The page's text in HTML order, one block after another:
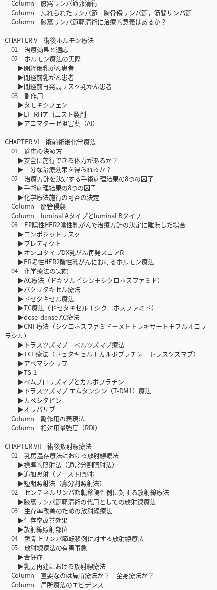
Column 腋窩リンパ節郭清術
Column 忘れられたリンパ節―胸骨傍リンパ節，筋間リンパ節
Column 腋窩リンパ節郭清術に治療的意義はあるか？
CHAPTER V 術後ホルモン療法
01 治療効果と適応
02 ホルモン療法の実際
▶閉経後乳がん患者
▶閉経前乳がん患者
▶閉経前再発高リスク乳がん患者
03 副作用
▶タモキシフェン
▶LH-RHアゴニスト製剤
▶アロマターゼ阻害薬（AI）
CHAPTER VI 術前術後化学療法
01 適応の決め方
▶安全に施行できる体力があるか？
▶十分な治療効果を得られるか？
02 治療方針を決定する手術病理結果の8つの因子
▶手術病理結果の8つの因子
▶化学療法施行の可否の決定
Column 脈管侵襲
Column luminal Aタイプとluminal Bタイプ
03 ER陽性HER2陰性乳がんで治療方針の決定に難渋した場合
▶コンポジットリスク
▶プレディクト
▶オンコタイプDX乳がん再発スコアR
▶ER陽性HER2陰性乳がんにおけるホルモン療法
04 化学療法の実際
▶AC療法（ドキソルビシン＋シクロホスファミド）
▶パクリタキセル療法
▶ドセタキセル療法
▶TC療法（ドセタキセル＋シクロホスファミド）
▶dose-dense AC療法
▶CMF療法（シクロホスファミド＋メトトレキサート＋フルオロウ
ラシル）
▶トラスツズマブ＋ペルツズマブ療法
▶TCH療法（ドセタキセル＋カルボプラチン＋トラスツズマブ）
▶アベマシクリブ
▶TS-1
▶ペムブロリズマブとカルボプラチン
▶トラスツズマブ エムタンシン（T-DM1）療法
▶カペシタビン
▶オラパリブ
Column 副作用の表現法
Column 相対用量強度（RDI）
CHAPTER VII 術後放射線療法
01 乳房温存療法における放射線療法
▶標準的照射法（通常分割照射法）
▶追加照射（ブースト照射）
▶短期照射法（寡分割照射法）
02 センチネルリンパ節転移陽性例に対する放射線療法
▶腋窩リンパ節郭清術の代用としての放射線療法
03 生存率改善のための放射線療法
▶生存率改善効果
▶放射線照射部位
04 鎖骨上リンパ節転移例に対する放射線療法
05 放射線療法の有害事象
▶合併症
▶乳房再建における放射線療法
Column 重要なのは局所療法か？ 全身療法か？
Column 局所療法のエビデンス